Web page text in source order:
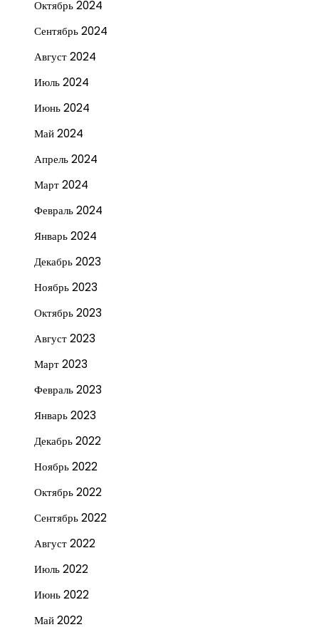
Октябрь 2024
Сентябрь 2024
Август 2024
Июль 2024
Июнь 2024
Май 2024
Апрель 2024
Март 2024
Февраль 2024
Январь 2024
Декабрь 2023
Ноябрь 2023
Октябрь 2023
Август 2023
Март 2023
Февраль 2023
Январь 2023
Декабрь 2022
Ноябрь 2022
Октябрь 2022
Сентябрь 2022
Август 2022
Июль 2022
Июнь 2022
Май 2022